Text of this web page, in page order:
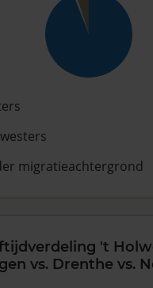
migratieachtergrond
't
vs. Drenthe vs.